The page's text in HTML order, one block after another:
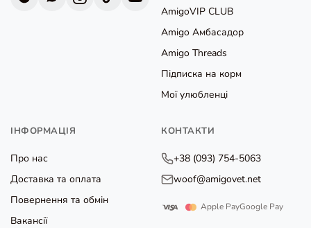
AmigoVIP CLUB
Amigo Амбасадор
Amigo Threads
Підписка на корм
Мої улюбленці
ІНФОРМАЦІЯ
Про нас
Доставка та оплата
Повернення та обмін
Вакансії
КОНТАКТИ
+38 (093) 754-5063
woof@amigovet.net
Apple PayGoogle Pay